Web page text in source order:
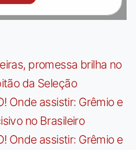
promessa brilha no
da Seleção
Onde assistir: Grêmio e
no Brasileiro
Onde assistir: Grêmio e